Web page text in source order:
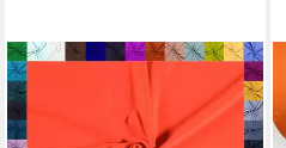
MADDMA
Stoff 0,5m Baumwolljersey
Baumwollstoff elastisch